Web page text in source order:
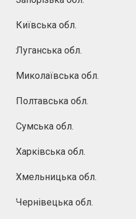
Київська обл.
Луганська обл.
Миколаївська обл.
Полтавська обл.
Сумська обл.
Харківська обл.
Хмельницька обл.
Чернівецька обл.